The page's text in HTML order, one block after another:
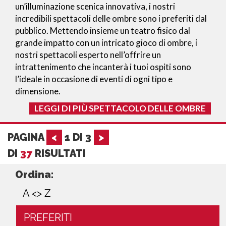
un’illuminazione scenica innovativa, i nostri
incredibili spettacoli delle ombre sono i preferiti dal
pubblico. Mettendo insieme un teatro fisico dal
grande impatto con un intricato gioco di ombre, i
nostri spettacoli esperto nell’offrire un
intrattenimento che incanterà i tuoi ospiti sono
l’ideale in occasione di eventi di ogni tipo e
dimensione.
LEGGI DI PIÙ SPETTACOLO DELLE OMBRE
PAGINA < 1 DI 3
>
DI 37 RISULTATI
Ordina:
A <> Z
PREFERITI